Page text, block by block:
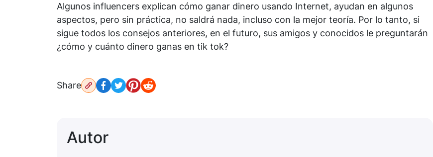
Algunos influencers explican cómo ganar dinero usando Internet, ayudan en algunos
aspectos, pero sin práctica, no saldrá nada, incluso con la mejor teoría. Por lo tanto, si
sigue todos los consejos anteriores, en el futuro, sus amigos y conocidos le preguntarán
¿cómo y cuánto dinero ganas en tik tok?
Share
Autor